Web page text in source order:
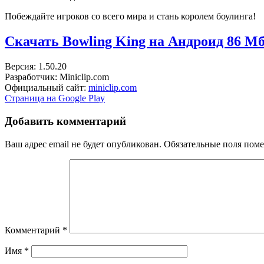
Побеждайте игроков со всего мира и стань королем боулинга!
Скачать Bowling King на Андроид 86 Мб
Версия: 1.50.20
Разработчик: Miniclip.com
Официальный сайт: miniclip.com
Страница на Google Play
Добавить комментарий
Ваш адрес email не будет опубликован. Обязательные поля
Комментарий *
Имя *